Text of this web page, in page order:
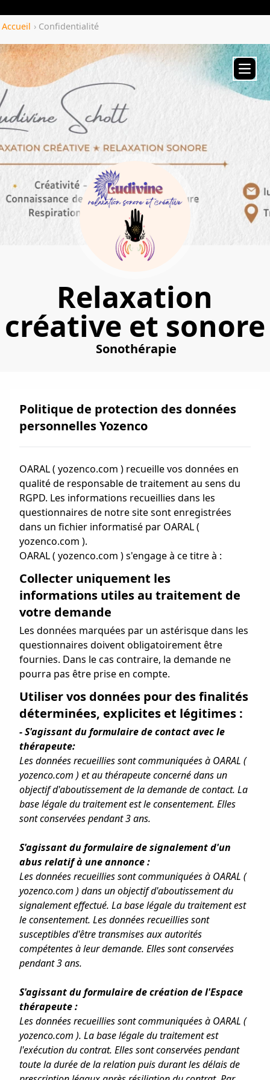
Accueil › Confidentialité
Relaxation
créative et sonore
Sonothérapie
Politique de protection des données
personnelles Yozenco
OARAL ( yozenco.com ) recueille vos données en
qualité de responsable de traitement au sens du
RGPD. Les informations recueillies dans les
questionnaires de notre site sont enregistrées
dans un fichier informatisé par OARAL (
yozenco.com ).
OARAL ( yozenco.com ) s'engage à ce titre à :
Collecter uniquement les
informations utiles au traitement de
votre demande
Les données marquées par un astérisque dans les
questionnaires doivent obligatoirement être
fournies. Dans le cas contraire, la demande ne
pourra pas être prise en compte.
Utiliser vos données pour des finalités
déterminées, explicites et légitimes :
- S'agissant du formulaire de contact avec le
thérapeute:
Les données recueillies sont communiquées à OARAL (
yozenco.com ) et au thérapeute concerné dans un
objectif d'aboutissement de la demande de contact. La
base légale du traitement est le consentement. Elles
sont conservées pendant 3 ans.
S'agissant du formulaire de signalement d'un
abus relatif à une annonce :
Les données recueillies sont communiquées à OARAL (
yozenco.com ) dans un objectif d'aboutissement du
signalement effectué. La base légale du traitement est
le consentement. Les données recueillies sont
susceptibles d'être transmises aux autorités
compétentes à leur demande. Elles sont conservées
pendant 3 ans.
S'agissant du formulaire de création de l'Espace
thérapeute :
Les données recueillies sont communiquées à OARAL (
yozenco.com ). La base légale du traitement est
l'exécution du contrat. Elles sont conservées pendant
toute la durée de la relation puis durant les délais de